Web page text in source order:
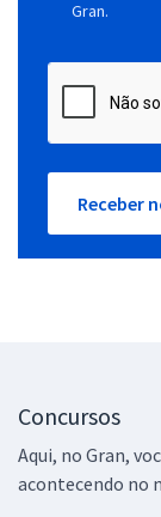
Gran.
Receber
Concursos
Aqui, no Gran,
acontecendo no